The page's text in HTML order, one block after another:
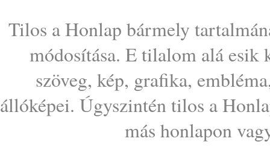
Tilos a Honlap bármely
módosítása. E tilalom alá esik
szöveg, kép, grafika,
állóképei. Úgyszintén tilos a
más honlapon